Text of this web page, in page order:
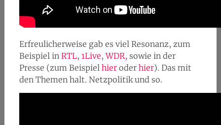
Erfreulicherweise gab es viel Resonanz, zum
Beispiel in RTL, 1Live,WDR, sowie in der
Presse (zum Beispiel hieroder hier). Das mit
den Themen halt. Netzpolitik und so.